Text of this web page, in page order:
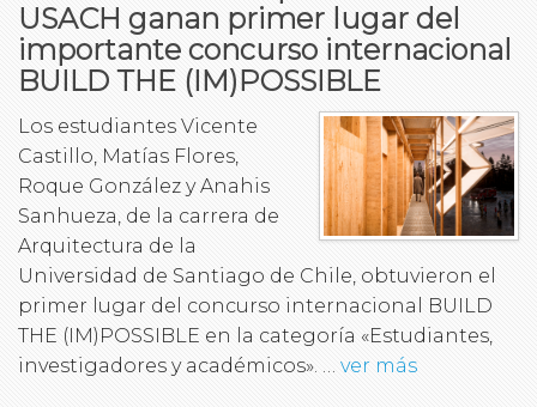
USACH ganan primer lugar del
importante concurso internacional
BUILD THE (IM)POSSIBLE
Los estudiantes Vicente
Castillo, Matías Flores,
Roque González y Anahis
Sanhueza, de la carrera de
Arquitectura de la
Universidad de Santiago de Chile, obtuvieron el
primer lugar del concurso internacional BUILD
THE (IM)POSSIBLE en la categoría «Estudiantes,
investigadores y académicos». … ver más